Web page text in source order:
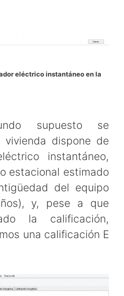
eléctrico instantáneo en la
supuesto se
vivienda dispone de
instantáneo,
estacional estimado
del equipo
y, pese a que
la calificación,
una calificación E